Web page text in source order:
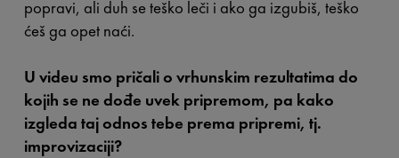
popravi, ali duh se teško leči i ako ga izgubiš, teško
ćeš ga opet naći.
U videu smo pričali o vrhunskim rezultatima do
kojih se ne dođe uvek pripremom, pa kako
izgleda taj odnos tebe prema pripremi, tj.
improvizaciji?